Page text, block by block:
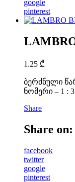
google
pinterest
1.25 ₾
ბერძნული
ნომერი – 1 : 3
Share
Share on:
facebook
twitter
google
pinterest